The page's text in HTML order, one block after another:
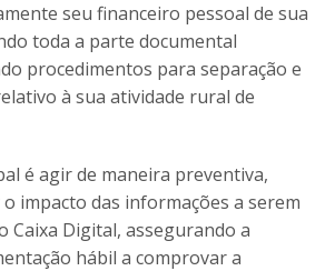
seu financeiro pessoal de sua
toda a parte documental
procedimentos para separação e
à sua atividade rural de
é agir de maneira preventiva,
impacto das informações a serem
Caixa Digital, assegurando a
hábil a comprovar a